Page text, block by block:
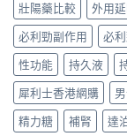
較
與
選
購
指
南〉
中
明
與
安
全
用
指
南〉
中
測
與
正
貨
買
指
南〉
壯陽藥比較
外用
必利勁副作用
必
性功能
持久液
犀利士香港網購
精力糖
補腎 達